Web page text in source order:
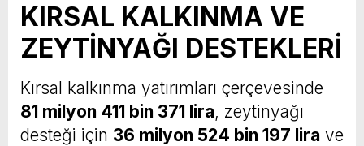
KIRSAL KALKINMA VE
ZEYTİNYAĞI DESTEKLERİ
Kırsal kalkınma yatırımları çerçevesinde
81 milyon 411 bin 371 lira, zeytinyağı
desteği için 36 milyon 524 bin 197 lira ve